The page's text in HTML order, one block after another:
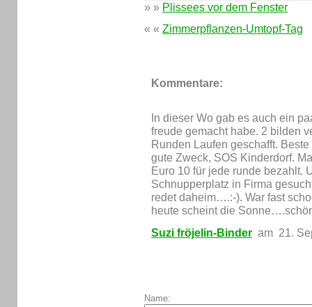
» » Plissees vor dem Fenster
« « Zimmerpflanzen-Umtopf-Tag
Kommentare:
In dieser Wo gab es auch ein
freude gemacht habe. 2 bilden
Runden Laufen geschafft.
gute Zweck, SOS Kinderdorf.
Euro 10 für jede runde bezahlt.
Schnupperplatz in Firma
redet daheim….:-). War fast
heute scheint die
Suzi fröjelin-Binder am 21.
Name: